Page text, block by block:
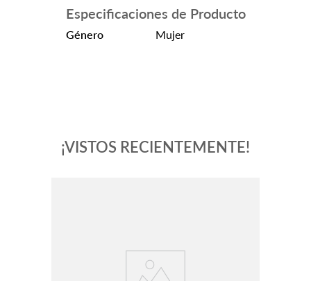
Especificaciones de Producto
Género Mujer
¡VISTOS RECIENTEMENTE!